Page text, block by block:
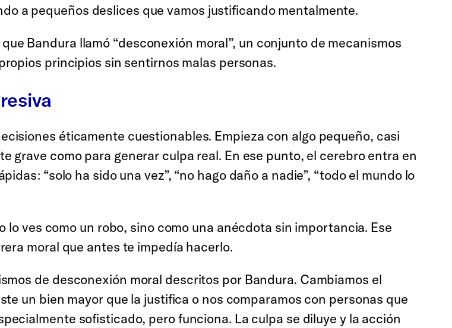
a pequeños deslices que vamos justificando mentalmente.
Bandura llamó “desconexión moral”, un conjunto de mecanismos
principios sin sentirnos malas personas.
éticamente cuestionables. Empieza con algo pequeño, casi
grave como para generar culpa real. En ese punto, el cerebro entra en
“solo ha sido una vez”, “no hago daño a nadie”, “todo el mundo lo
ves como un robo, sino como una anécdota sin importancia. Ese
moral que antes te impedía hacerlo.
de desconexión moral descritos por Bandura. Cambiamos el
un bien mayor que la justifica o nos comparamos con personas que
sofisticado, pero funciona. La culpa se diluye y la acción